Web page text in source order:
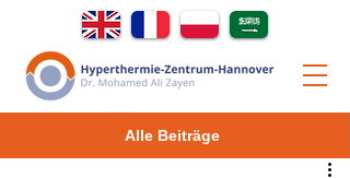
Alle Beiträge